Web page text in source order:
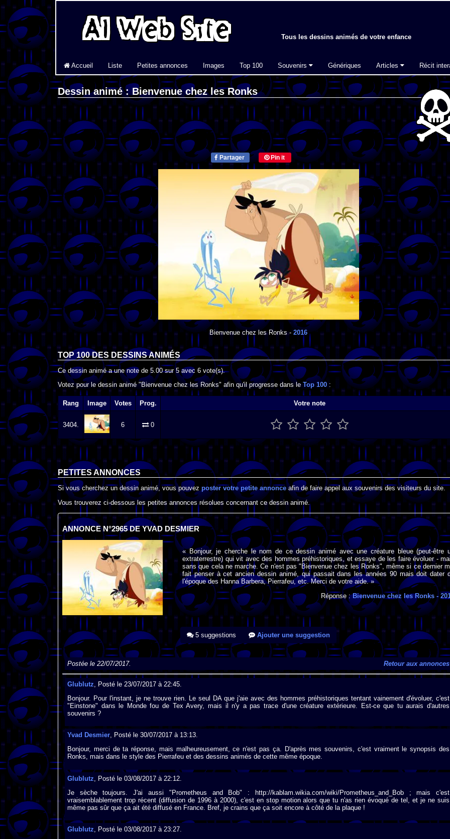
Tous les dessins animés de votre enfance
Accueil Liste Petites annonces Images Top 100 Souvenirs Génériques Articles Récit
Dessin animé : Bienvenue chez les Ronks
Partager Pin it
Bienvenue chez les Ronks- 2016
TOP 100 DES DESSINS ANIMÉS
Ce dessin animé a une note de 5.00sur5 avec 6 vote(s).
Votez pour le dessin animé "Bienvenue chez les Ronks" afin qu'il progresse dans leTop 100 :
Rang Image Votes Prog. Votre note
3404. 6 0
PETITES ANNONCES
Si vous cherchez un dessin animé, vous pouvez poster votre petite annonceafin de faire appel aux souvenirs des visiteurs du site.
Vous trouverez ci-dessous les petites annonces résolues concernant ce dessin animé.
ANNONCE N°2965 DE YVAD DESMIER
« Bonjour, je cherche le nom de ce dessin animé avec une créature bleue (peut-être
extraterrestre) qui vit avec des hommes préhistoriques, et essaye de les faire évoluer -
sans que cela ne marche. Ce n'est pas "Bienvenue chez les Ronks", même si ce dernier
fait penser à cet ancien dessin animé, qui passait dans les années 90 mais doit dater
l'époque des Hanna Barbera, Pierrafeu, etc. Merci de votre aide. »
Réponse :Bienvenue chez les Ronks -
5 suggestions Ajouter une suggestion
Postée le 22/07/2017. Retour aux annonces
Glublutz , Posté le 23/07/2017 à 22:45.
Bonjour. Pour l'instant, je ne trouve rien. Le seul DA que j'aie avec des hommes préhistoriques tentant vainement d'évoluer, c'est
"Einstone" dans le Monde fou de Tex Avery, mais il n'y a pas trace d'une créature extérieure. Est-ce que tu aurais d'autres
souvenirs ?
Yvad Desmier, Posté le 30/07/2017 à 13:13.
Bonjour, merci de ta réponse, mais malheureusement, ce n'est pas ça. D'après mes souvenirs, c'est vraiment le synopsis des
Ronks, mais dans le style des Pierrafeu et des dessins animés de cette même époque.
Glublutz , Posté le 03/08/2017 à 22:12.
Je sèche toujours. J'ai aussi "Prometheus and Bob" : http://kablam.wikia.com/wiki/Prometheus_and_Bob ; mais c'est
vraisemblablement trop récent (diffusion de 1996 à 2000), c'est en stop motion alors que tu n'as rien évoqué de tel, et je ne suis
même pas sûr que ça ait été diffusé en France. Bref, je crains que ça soit encore à côté de la plaque !
Glublutz, Posté le 03/08/2017 à 23:27.